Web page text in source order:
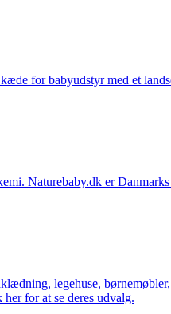
for babyudstyr med et
Naturebaby.dk er
legehuse,
for at se deres udvalg.